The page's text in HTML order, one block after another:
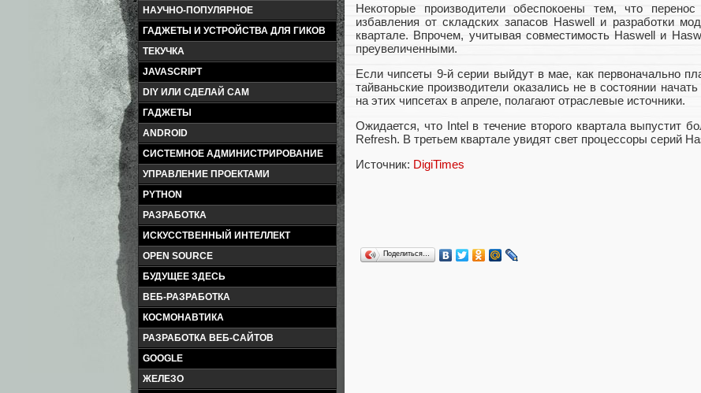
НАУЧНО-ПОПУЛЯРНОЕ
ГАДЖЕТЫ И УСТРОЙСТВА ДЛЯ ГИКОВ
ТЕКУЧКА
JAVASCRIPT
DIY ИЛИ СДЕЛАЙ САМ
ГАДЖЕТЫ
ANDROID
СИСТЕМНОЕ АДМИНИСТРИРОВАНИЕ
УПРАВЛЕНИЕ ПРОЕКТАМИ
PYTHON
РАЗРАБОТКА
ИСКУССТВЕННЫЙ ИНТЕЛЛЕКТ
OPEN SOURCE
БУДУЩЕЕ ЗДЕСЬ
ВЕБ-РАЗРАБОТКА
КОСМОНАВТИКА
РАЗРАБОТКА ВЕБ-САЙТОВ
GOOGLE
ЖЕЛЕЗО
Некоторые производители обеспокоены тем, что
избавления от складских запасов Haswell и разработки
квартале. Впрочем, учитывая совместимость Haswell и
преувеличенными.
Если чипсеты 9-й серии выйдут в мае, как первоначально
тайваньские производители оказались не в состоянии
на этих чипсетах в апреле, полагают отраслевые источники.
Ожидается, что Intel в течение второго квартала выпустит
Refresh. В третьем квартале увидят свет процессоры серий
Источник: DigiTimes
Поделиться…